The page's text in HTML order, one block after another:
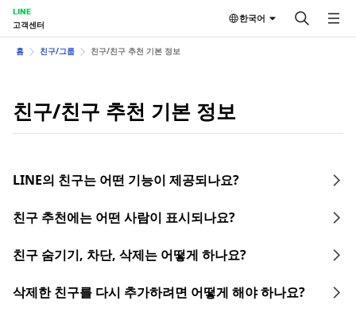
LINE
고객센터
한국어
홈 친구/그룹 친구/친구 추천 기본 정보
친구/친구 추천 기본 정보
LINE의 친구는 어떤 기능이 제공되나요?
친구 추천에는 어떤 사람이 표시되나요?
친구 숨기기, 차단, 삭제는 어떻게 하나요?
삭제한 친구를 다시 추가하려면 어떻게 해야 하나요?